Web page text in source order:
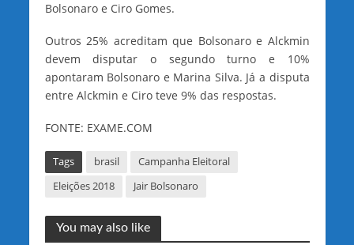
Bolsonaro e Ciro Gomes.
Outros 25% acreditam que Bolsonaro e Alckmin
devem disputar o segundo turno e 10%
apontaram Bolsonaro e Marina Silva. Já a disputa
entre Alckmin e Ciro teve 9% das respostas.
FONTE: EXAME.COM
Tags brasil
Campanha Eleitoral
Eleições 2018
Jair Bolsonaro
You may also like